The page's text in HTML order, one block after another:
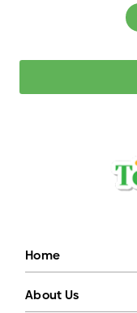
Home
About Us